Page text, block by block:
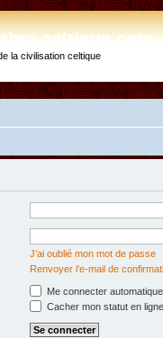
celtique.com
la civilisation celtique
J’ai oublié mon mot de passe
Renvoyer l’e-mail de
Me connecter
Cacher mon statut en